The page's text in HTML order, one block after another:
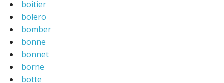
boitier
bolero
bomber
bonne
bonnet
borne
botte